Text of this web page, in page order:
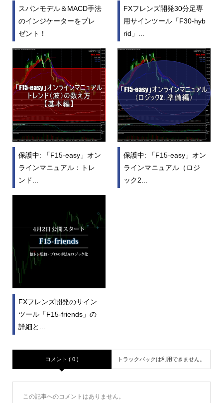
スパンモデル＆MACD手法
のインジケーターをプレ
ゼント！
FXフレンズ開発30分足専
用サインツール「F30-hyb
rid」...
保護中: 「F15-easy」オン
ラインマニュアル：トレ
ンド...
保護中: 「F15-easy」オン
ラインマニュアル（ロジ
ック2...
FXフレンズ開発のサイン
ツール「F15-friends」の
詳細と...
コメント ( 0 ) トラックバックは利用できません。
この記事へのコメントはありません。